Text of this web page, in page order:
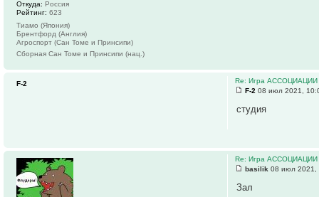
Откуда: Россия
Рейтинг: 623
Тиамо (Япония)
Брентфорд (Англия)
Агроспорт (Сан Томе и Принсипи)
Сборная Сан Томе и Принсипи (нац.)
Re: Игра АССОЦИАЦИИ
F-2 08 июл 2021,
студия
F-2
Re: Игра АССОЦИАЦИИ
basilik 08 июл 2021,
Зал